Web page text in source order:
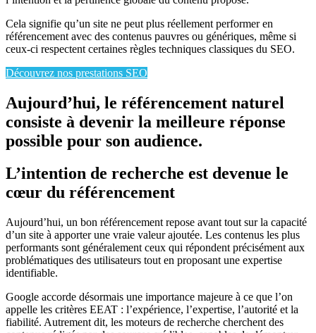
Cela signifie qu’un site ne peut plus réellement performer en
référencement avec des contenus pauvres ou génériques, même si
ceux-ci respectent certaines règles techniques classiques du SEO.
Découvrez nos prestations SEO
Aujourd’hui, le référencement naturel
consiste à devenir la meilleure réponse
possible pour son audience.
L’intention de recherche est devenue le
cœur du référencement
Aujourd’hui, un bon référencement repose avant tout sur la capacité
d’un site à apporter une vraie valeur ajoutée. Les contenus les plus
performants sont généralement ceux qui répondent précisément aux
problématiques des utilisateurs tout en proposant une expertise
identifiable.
Google accorde désormais une importance majeure à ce que l’on
appelle les critères EEAT : l’expérience, l’expertise, l’autorité et la
fiabilité. Autrement dit, les moteurs de recherche cherchent des